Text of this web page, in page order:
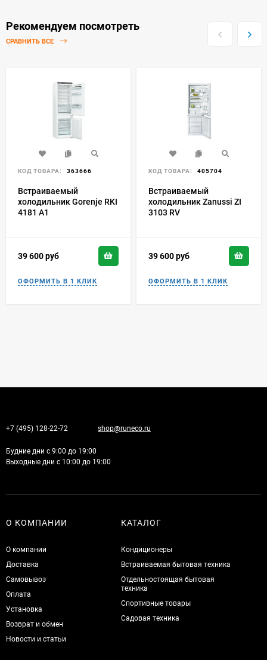
Рекомендуем посмотреть
СРАВНИТЬ ВСЕ
КОД ТОВАРА: 363666
Встраиваемый
холодильник Gorenje RKI
4181 A1
39 600руб
КОД ТОВАРА: 405704
Встраиваемый
холодильник Zanussi ZI
3103 RV
39 600руб
+7 (495) 128-22-72 shop@runeco.ru
Будние дни с 9:00 до 19:00
Выходные дни с 10:00 до 19:00
О КОМПАНИИ
О компании
Доставка
Самовывоз
Оплата
Установка
Возврат и обмен
Новости и статьи
КАТАЛОГ
Кондиционеры
Встраиваемая бытовая техника
Отдельностоящая бытовая
техника
Спортивные товары
Садовая техника